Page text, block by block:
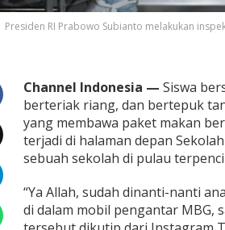
m
b
e
d
a
t
a
n
n
P
Presiden RI Prabowo Subianto melakukan
Channel Indonesia — Siswa
berteriak riang, dan bertepuk
yang membawa paket makan
terjadi di halaman depan
sebuah sekolah di pulau
“Ya Allah, sudah dinanti-nanti
di dalam mobil pengantar MBG,